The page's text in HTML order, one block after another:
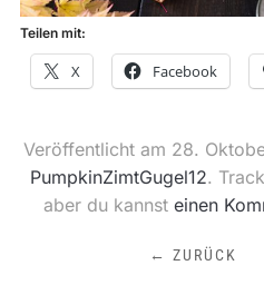
Teilen mit:
X Facebook
Veröffentlicht am 28.
PumpkinZimtGugel12.
aber du kannst einen
← ZURÜCK